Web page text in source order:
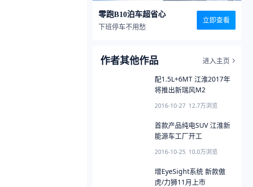
零跑B10泊车超省心
下班停车不用愁
立即查看
作者其他作品
进入主页
配1.5L+6MT 江淮2017年
将推出新瑞风M2
2016-10-27 12.7万浏览
首款产品纯电SUV 江淮新
能源车工厂开工
2016-10-25 10.0万浏览
增EyeSight系统 新款傲
虎/力狮11月上市